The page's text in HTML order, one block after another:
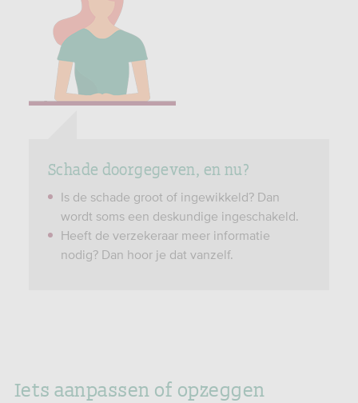
Schade doorgegeven, en nu?
Is de schade groot of ingewikkeld? Dan
wordt soms een deskundige ingeschakeld.
Heeft de verzekeraar meer informatie
nodig? Dan hoor je dat vanzelf.
Iets aanpassen of opzeggen